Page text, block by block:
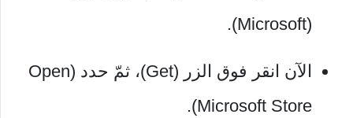
(Microsoft).
الآن انقر فوق الزر (Get)، ثمّ حدد (Open
Microsoft Store).